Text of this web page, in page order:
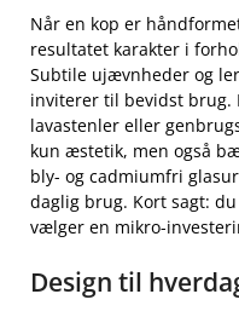
Når en kop er
resultatet karakter i
Subtile ujævnheder og
inviterer til bevidst brug.
lavastenler eller
kun æstetik, men også
bly- og cadmiumfri
daglig brug. Kort sagt:
vælger en mikro-
Design til